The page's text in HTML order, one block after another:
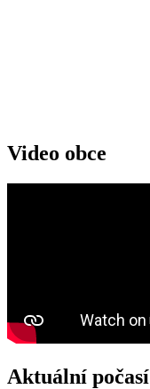
Video obce
Aktuální počasí